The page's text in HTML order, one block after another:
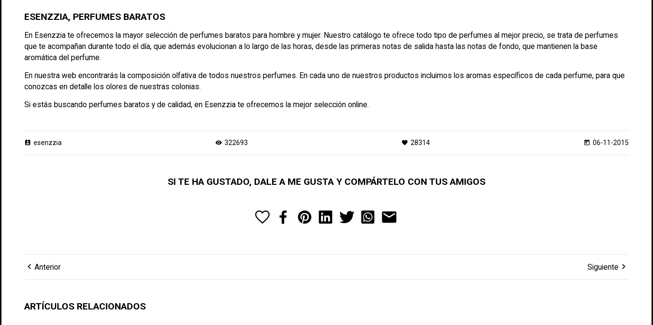
ESENZZIA, PERFUMES BARATOS
En Esenzzia te ofrecemos la mayor selección de perfumes baratos para hombre y mujer. Nuestro catálogo te ofrece todo tipo de perfumes al mejor precio, se trata de perfumes
que te acompañan durante todo el día, que además evolucionan a lo largo de las horas, desde las primeras notas de salida hasta las notas de fondo, que mantienen la base
aromática del perfume.
En nuestra web encontrarás la composición olfativa de todos nuestros perfumes. En cada uno de nuestros productos incluimos los aromas específicos de cada perfume, para que
conozcas en detalle los olores de nuestras colonias.
Si estás buscando perfumes baratos y de calidad, en Esenzzia te ofrecemos la mejor selección online.
perm_contact_calendar esenzzia visibility 322693 favorite 28314 today 06-11-2015
SI TE HA GUSTADO, DALE A ME GUSTA Y COMPÁRTELO CON TUS AMIGOS
chevron_left Anterior Siguiente chevron_right
ARTÍCULOS RELACIONADOS